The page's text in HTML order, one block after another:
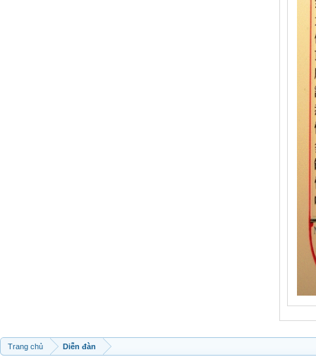
Trang chủ Diễn đàn